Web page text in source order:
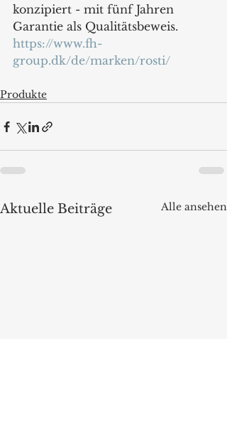
konzipiert - mit fünf Jahren
Garantie als Qualitätsbeweis.
https://www.fh-
group.dk/de/marken/rosti/
Produkte
Aktuelle Beiträge Alle ansehen